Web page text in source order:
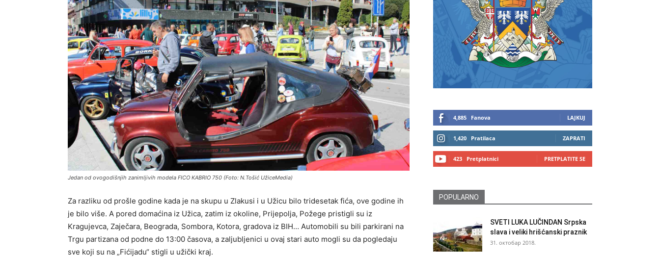
Jedan od ovogodišnjih zanimljivih modela FICO KABRIO 750 (Foto: N.Tošić UžiceMedia)
Za razliku od prošle godine kada je na skupu u Zlakusi i u Užicu bilo tridesetak fića, ove godine ih
je bilo više. A pored domaćina iz Užica, zatim iz okoline, Prijepolja, Požege pristigli su iz
Kragujevca, Zaječara, Beograda, Sombora, Kotora, gradova iz BIH… Automobili su bili parkirani na
Trgu partizana od podne do 13:00 časova, a zaljubljenici u ovaj stari auto mogli su da pogledaju
sve koji su na „Fićijadu“ stigli u užički kraj.
4,885 Fanova LAJKUJ
1,420 Pratilaca ZAPRATI
423 Pretplatnici PRETPLATITE SE
POPULARNO
SVETI LUKA LUČINDAN Srpska
slava i veliki hrišćanski praznik
31. октобар 2018.